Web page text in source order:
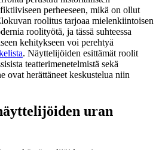
perheeseen, mikä on ollut
roolitus tarjoaa mielenkiintoisen
roolityötä, ja tässä suhteessa
kehitykseen voi perehtyä
. Näyttelijöiden esittämät roolit
teatterimenetelmistä sekä
ovat herättäneet keskustelua niin
uran